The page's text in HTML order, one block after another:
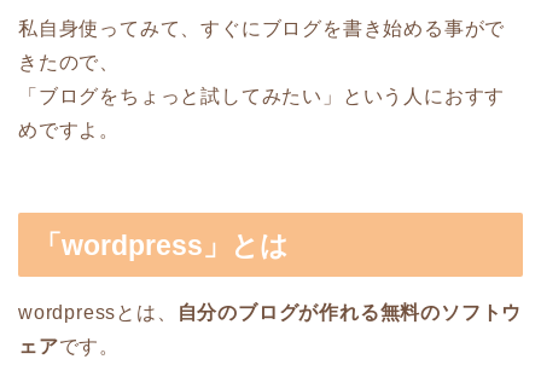
私自身使ってみて、すぐにブログを書き始める事がで
きたので、
「ブログをちょっと試してみたい」という人におすす
めですよ。
「wordpress」とは
wordpressとは、
自分のブログが作れる無料のソフトウ
ェアです。